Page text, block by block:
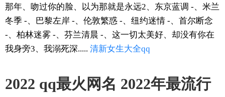
那年、吻过你的脸、以为那就是永远2、东京蓝调 -、米兰
冬季 -、巴黎左岸 -、伦敦繁惑 -、纽约迷情 -、首尔断念
-、柏林迷雾 -、芬兰清晨 -、这一切太美好、却没有你在
我身旁3、我溺死深..... 清新女生大全qq
2022 qq最火网名 2022年最流行